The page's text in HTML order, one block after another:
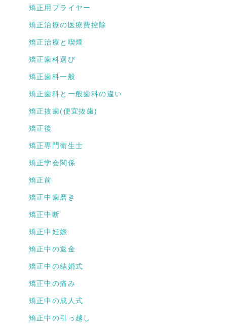
矯正用プライヤー
矯正治療の医療費控除
矯正治療と喫煙
矯正歯科選び
矯正歯科一般
矯正歯科と一般歯科の違い
矯正抜歯(便宜抜歯)
矯正後
矯正専門衛生士
矯正学会関係
矯正前
矯正中歯磨き
矯正中断
矯正中妊娠
矯正中の返金
矯正中の結婚式
矯正中の痛み
矯正中の成人式
矯正中の引っ越し